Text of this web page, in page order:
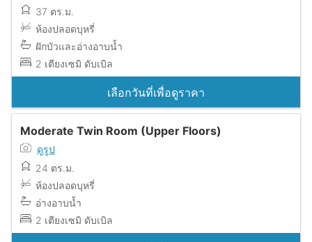
37 ตร.ม.
ห้องปลอดบุหรี่
ฝักบัวและอ่างอาบน้ำ
2 เตียงเซมิ ดับเบิล
เลือกวันที่เพื่อดูราคา
Moderate Twin Room (Upper Floors)
ดูรูป
24 ตร.ม.
ห้องปลอดบุหรี่
อ่างอาบน้ำ
2 เตียงเซมิ ดับเบิล